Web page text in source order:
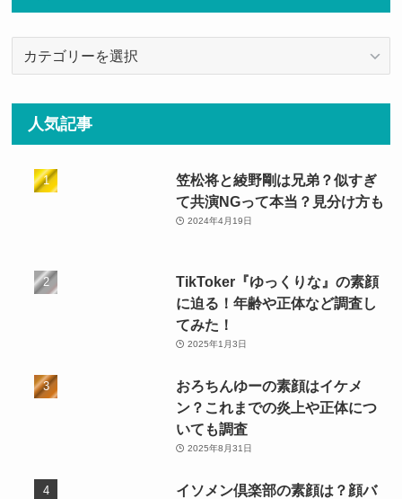
人気記事
笠松将と綾野剛は兄弟？似すぎ
て共演NGって本当？見分け方も
2024年4月19日
TikToker『ゆっくりな』の素顔
に迫る！年齢や正体など調査し
てみた！
2025年1月3日
おろちんゆーの素顔はイケメ
ン？これまでの炎上や正体につ
いても調査
2025年8月31日
イソメン倶楽部の素顔は？顔バ